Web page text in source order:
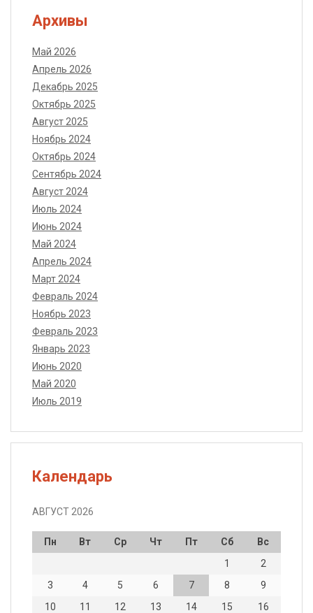
Архивы
Май 2026
Апрель 2026
Декабрь 2025
Октябрь 2025
Август 2025
Ноябрь 2024
Октябрь 2024
Сентябрь 2024
Август 2024
Июль 2024
Июнь 2024
Май 2024
Апрель 2024
Март 2024
Февраль 2024
Ноябрь 2023
Февраль 2023
Январь 2023
Июнь 2020
Май 2020
Июль 2019
Календарь
АВГУСТ 2026
Пн Вт Ср Чт Пт Сб
Вс
1
2
3
4 5 6 7 8
9
10
11 12 13 14 15
16